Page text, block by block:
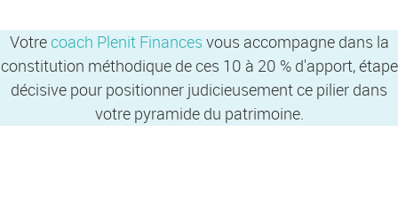
Votrecoach Plenit Finances vous accompagne dans la
constitution méthodique de ces 10 à 20 % d'apport, étape
décisive pour positionner judicieusement ce pilier dans
votre pyramide du patrimoine.